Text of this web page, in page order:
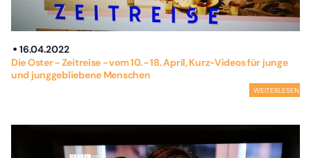
16.04.2022
Die Oster - Zeitreise - vom 10. - 18. April, Kurz-Videos für junge
und junggebliebene Menschen
WEITERLESEN